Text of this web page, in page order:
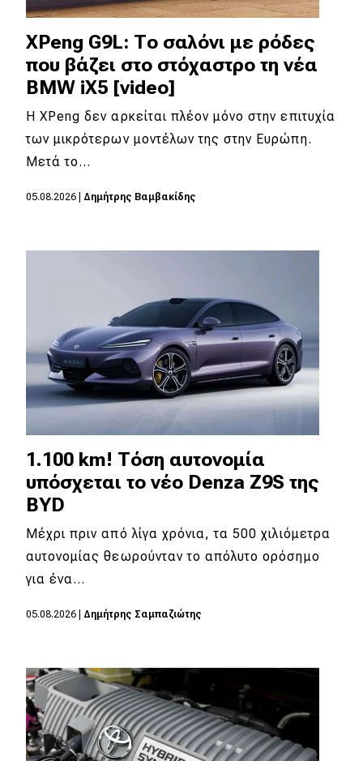
XPeng G9L: Το σαλόνι με ρόδες
που βάζει στο στόχαστρο τη νέα
BMW iX5 [video]
Η XPeng δεν αρκείται πλέον μόνο στην επιτυχία
των μικρότερων μοντέλων της στην Ευρώπη.
Μετά το…
05.08.2026 Δημήτρης Βαμβακίδης
1.100 km! Τόση αυτονομία
υπόσχεται το νέο Denza Z9S της
BYD
Μέχρι πριν από λίγα χρόνια, τα 500 χιλιόμετρα
αυτονομίας θεωρούνταν το απόλυτο ορόσημο
για ένα…
05.08.2026 Δημήτρης Σαμπαζιώτης